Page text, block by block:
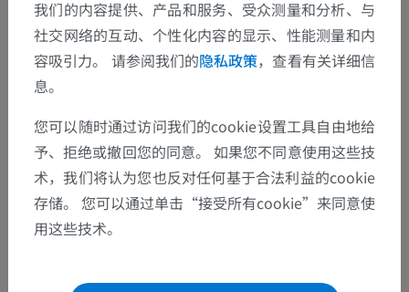
我们的内容提供、产品和服务、受众测量和分析、与
社交网络的互动、个性化内容的显示、性能测量和内
容吸引力。 请参阅我们的隐私政策，查看有关详细信
息。
您可以随时通过访问我们的cookie设置工具自由地给
予、拒绝或撤回您的同意。 如果您不同意使用这些技
术，我们将认为您也反对任何基于合法利益的cookie
存储。 您可以通过单击“接受所有cookie”来同意使
用这些技术。